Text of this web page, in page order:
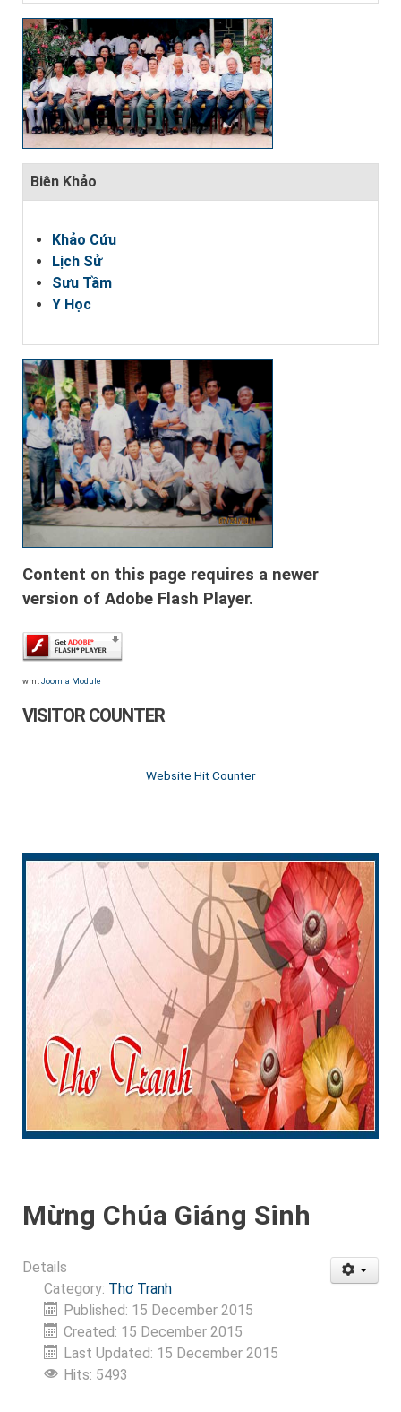
Biên Khảo
Khảo Cứu
Lịch Sử
Sưu Tầm
Y Học
Content on this page requires a newer
version of Adobe Flash Player.
wmt Joomla Module
VISITOR COUNTER
Website Hit Counter
Mừng Chúa Giáng Sinh
Details
Category: Thơ Tranh
Published: 15 December 2015
Created: 15 December 2015
Last Updated: 15 December 2015
Hits: 5493